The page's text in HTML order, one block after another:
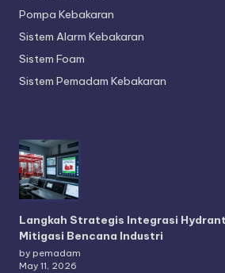
Pompa Kebakaran
Sistem Alarm Kebakaran
Sistem Foam
Sistem Pemadam Kebakaran
Langkah Strategis Integrasi
Mitigasi Bencana Industri
by pemadam
May 11, 2026